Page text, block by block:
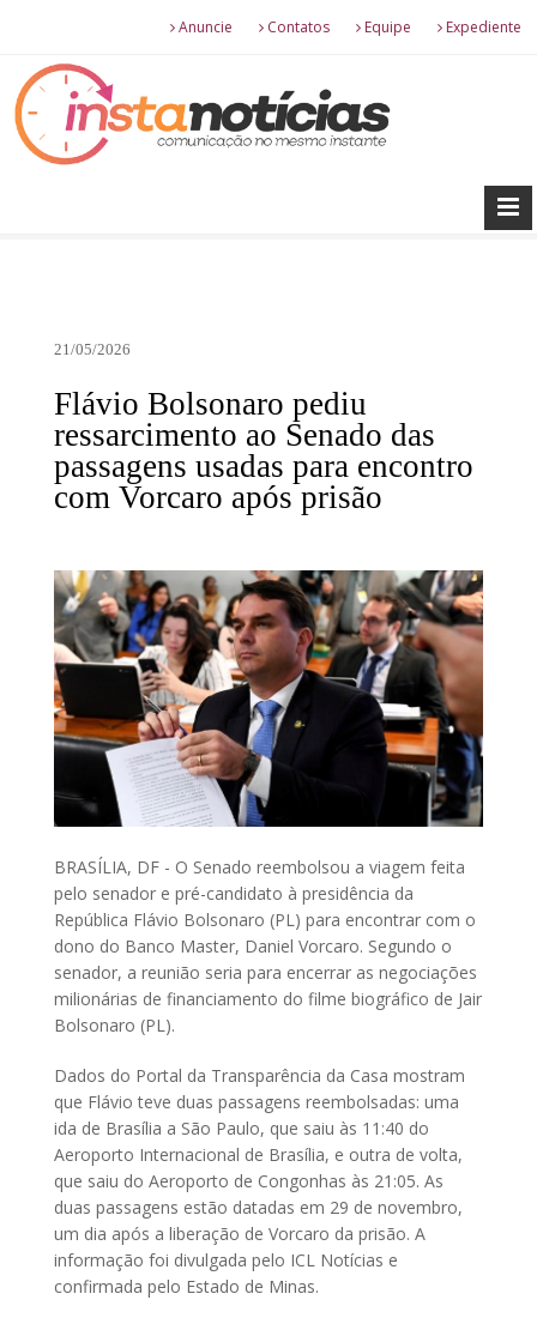
Anuncie Contatos Equipe Expediente
21/05/2026
Flávio Bolsonaro pediu
ressarcimento ao Senado das
passagens usadas para encontro
com Vorcaro após prisão
BRASÍLIA, DF - O Senado reembolsou a viagem feita
pelo senador e pré-candidato à presidência da
República Flávio Bolsonaro (PL) para encontrar com o
dono do Banco Master, Daniel Vorcaro. Segundo o
senador, a reunião seria para encerrar as negociações
milionárias de financiamento do filme biográfico de Jair
Bolsonaro (PL).
Dados do Portal da Transparência da Casa mostram
que Flávio teve duas passagens reembolsadas: uma
ida de Brasília a São Paulo, que saiu às 11:40 do
Aeroporto Internacional de Brasília, e outra de volta,
que saiu do Aeroporto de Congonhas às 21:05. As
duas passagens estão datadas em 29 de novembro,
um dia após a liberação de Vorcaro da prisão. A
informação foi divulgada pelo ICL Notícias e
confirmada pelo Estado de Minas.